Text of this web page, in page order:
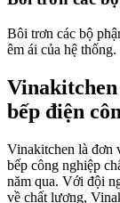
Bôi trơn các bộ
êm ái của hệ thống.
bếp điện
Vinakitchen là đơn
bếp công nghiệp
năm qua. Với đội
về chất lượng,